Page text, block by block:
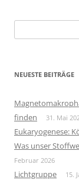
nach:
NEUESTE BEITRÄGE
finden
31. Mai
Eukaryogenese:
Was unser
Februar 2026
Lichtgruppe 15.